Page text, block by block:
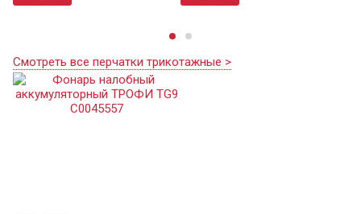
Смотреть все перчатки трикотажные >